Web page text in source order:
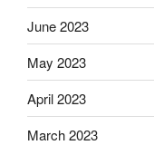
June 2023
May 2023
April 2023
March 2023